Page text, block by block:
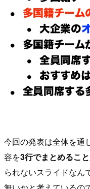
今回の発表は全体を通
容を3行でまとめるこ
られないスライドなん